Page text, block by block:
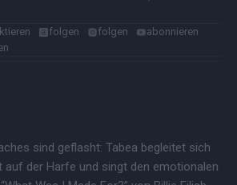
folgen folgen
abonnieren
sind geflasht: Tabea begleitet sich
auf der Harfe und singt den emotionalen